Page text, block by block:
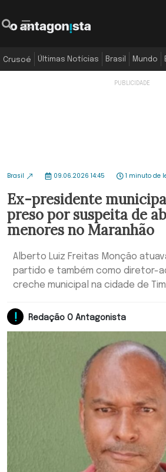
Crusoé Últimas Notícias Brasil Mundo
Brasil 09.06.2026 14:45 1 minuto de
Ex-presidente
preso por suspeita de
menores no Maranhão
Alberto Luiz Freitas Monção
partido e também como diretor-
creche municipal na cidade de
Redação O Antagonista